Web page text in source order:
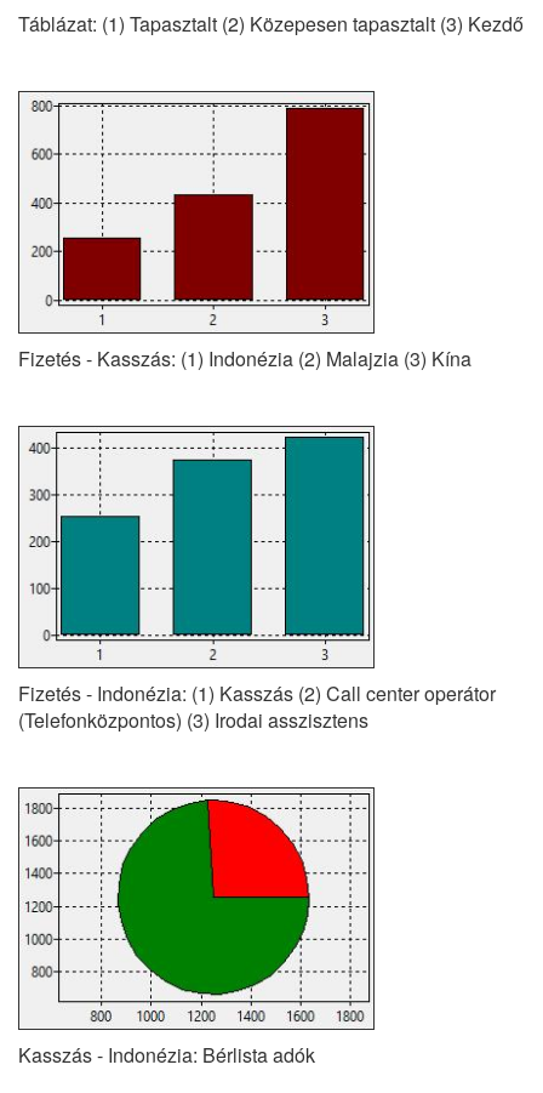
Táblázat: (1) Tapasztalt (2) Közepesen tapasztalt (3) Kezdő
Fizetés - Kasszás: (1) Indonézia (2) Malajzia (3) Kína
Fizetés - Indonézia: (1) Kasszás (2) Call center operátor
(Telefonközpontos) (3) Irodai asszisztens
Kasszás - Indonézia: Bérlista adók